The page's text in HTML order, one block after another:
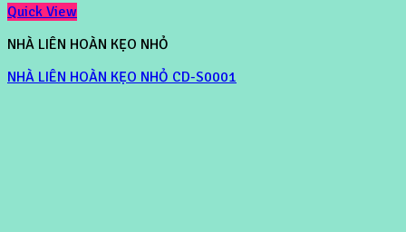
Quick View
NHÀ LIÊN HOÀN KẸO NHỎ
NHÀ LIÊN HOÀN KẸO NHỎ CD-S0001